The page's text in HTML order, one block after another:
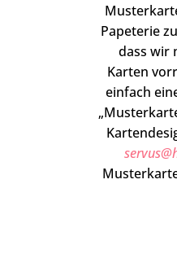
Papeterie
dass wir
Karten
einfach